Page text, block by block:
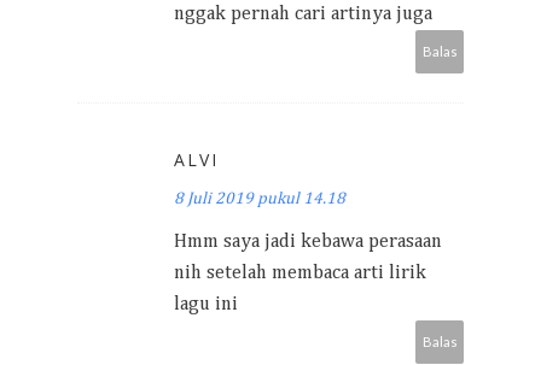
nggak pernah cari artinya juga
Balas
ALVI
8 Juli 2019 pukul 14.18
Hmm saya jadi kebawa perasaan
nih setelah membaca arti lirik
lagu ini
Balas